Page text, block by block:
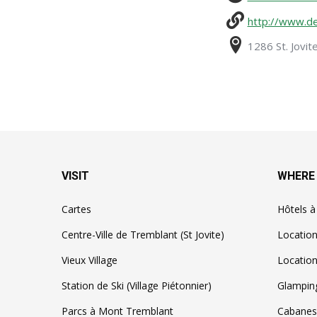
http://
1286 St.
VISIT
Cartes
Centre-Ville de Tremblant (St Jovite)
Vieux Village
Station de Ski (Village Piétonnier)
Parcs à Mont Tremblant
Hôtels